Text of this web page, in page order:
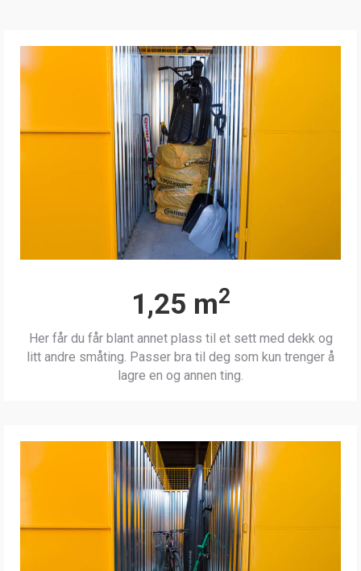
1,25 m2
Her får du får blant annet plass til et sett med dekk og
litt andre småting. Passer bra til deg som kun trenger å
lagre en og annen ting.